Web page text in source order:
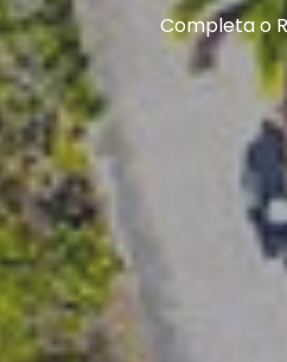
Il divertimento
piccoli.